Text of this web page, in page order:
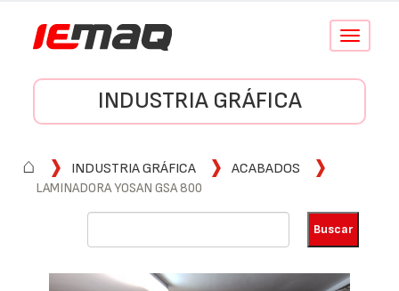
Conmutar
INDUSTRIA GRÁFICA
⌂ INDUSTRIA GRÁFICA
ACABADOS
LAMINADORA YOSAN GSA 800